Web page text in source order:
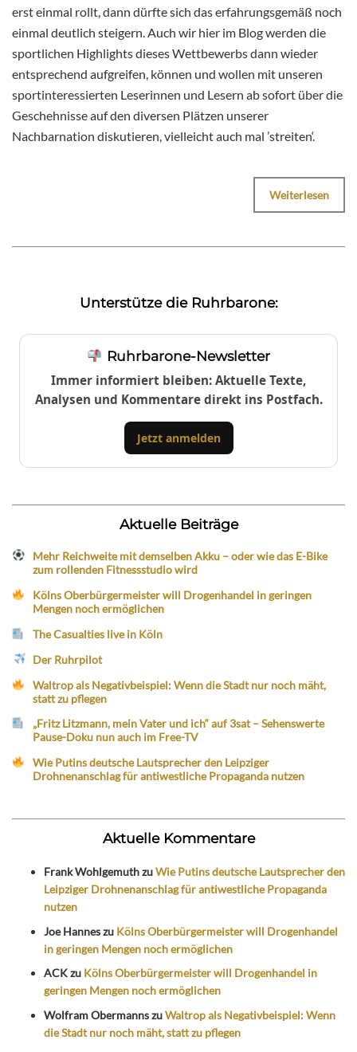
erst einmal rollt, dann dürfte sich das erfahrungsgemäß noch
einmal deutlich steigern. Auch wir hier im Blog werden die
sportlichen Highlights dieses Wettbewerbs dann wieder
entsprechend aufgreifen, können und wollen mit unseren
sportinteressierten Leserinnen und Lesern ab sofort über die
Geschehnisse auf den diversen Plätzen unserer
Nachbarnation diskutieren, vielleicht auch mal ’streiten‘.
Weiterlesen
Unterstütze die Ruhrbarone:
Ruhrbarone-Newsletter
Immer informiert bleiben: Aktuelle Texte,
Analysen und Kommentare direkt ins Postfach.
Jetzt anmelden
Aktuelle Beiträge
Mehr Reichweite mit demselben Akku – oder wie das E-Bike
zum rollenden Fitnessstudio wird
Kölns Oberbürgermeister will Drogenhandel in geringen
Mengen noch ermöglichen
The Casualties live in Köln
Der Ruhrpilot
Waltrop als Negativbeispiel: Wenn die Stadt nur noch mäht,
statt zu pflegen
„Fritz Litzmann, mein Vater und ich“ auf 3sat – Sehenswerte
Pause-Doku nun auch im Free-TV
Wie Putins deutsche Lautsprecher den Leipziger
Drohnenanschlag für antiwestliche Propaganda nutzen
Aktuelle Kommentare
Frank WohlgemuthzuWie Putins deutsche Lautsprecher den
Leipziger Drohnenanschlag für antiwestliche Propaganda
nutzen
Joe Hanneszu Kölns Oberbürgermeister will Drogenhandel
in geringen Mengen noch ermöglichen
ACKzu Kölns Oberbürgermeister will Drogenhandel in
geringen Mengen noch ermöglichen
Wolfram ObermannszuWaltrop als Negativbeispiel: Wenn
die Stadt nur noch mäht, statt zu pflegen